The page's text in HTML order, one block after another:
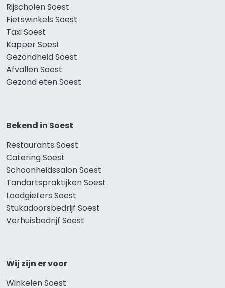
Rijscholen Soest
Fietswinkels Soest
Taxi Soest
Kapper Soest
Gezondheid Soest
Afvallen Soest
Gezond eten Soest
Bekend in Soest
Restaurants Soest
Catering Soest
Schoonheidssalon Soest
Tandartspraktijken Soest
Loodgieters Soest
Stukadoorsbedrijf Soest
Verhuisbedrijf Soest
Wij zijn er voor
Winkelen Soest